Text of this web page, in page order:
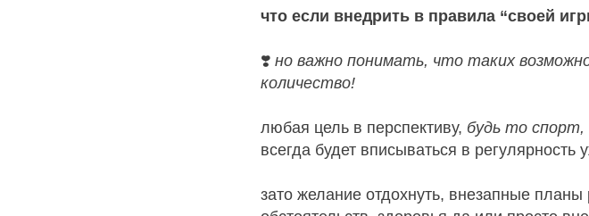
что если внедрить в правила “своей
❣️ но важно понимать, что таких
количество!
любая цель в перспективу, будь то
всегда будет вписываться в
зато желание отдохнуть, внезапные